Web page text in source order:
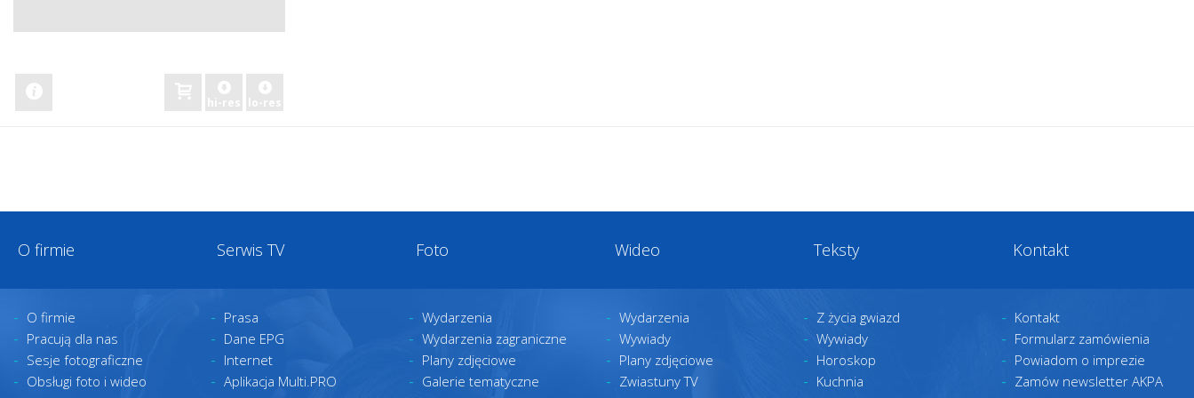
hi-res lo-res
O firmie Serwis TV Foto Wideo Teksty Kontakt
O firmie
Pracują dla nas
Sesje fotograficzne
Obsługi foto i wideo
Prasa
Dane EPG
Internet
Aplikacja Multi.PRO
Wydarzenia
Wydarzenia zagraniczne
Plany zdjęciowe
Galerie tematyczne
Wydarzenia
Wywiady
Plany zdjęciowe
Zwiastuny TV
Z życia gwiazd
Wywiady
Horoskop
Kuchnia
Kontakt
Formularz zamówienia
Powiadom o imprezie
Zamów newsletter AKPA